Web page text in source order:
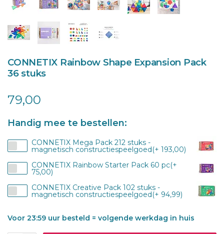
CONNETIX Rainbow Shape Expansion Pack
36 stuks
79,00
Handig mee te bestellen:
CONNETIX Mega Pack 212 stuks -
magnetisch constructiespeelgoed(+ 193,00)
CONNETIX Rainbow Starter Pack 60 pc(+
75,00)
CONNETIX Creative Pack 102 stuks -
magnetisch constructiespeelgoed(+ 94,99)
Voor 23:59 uur besteld = volgende werkdag in huis